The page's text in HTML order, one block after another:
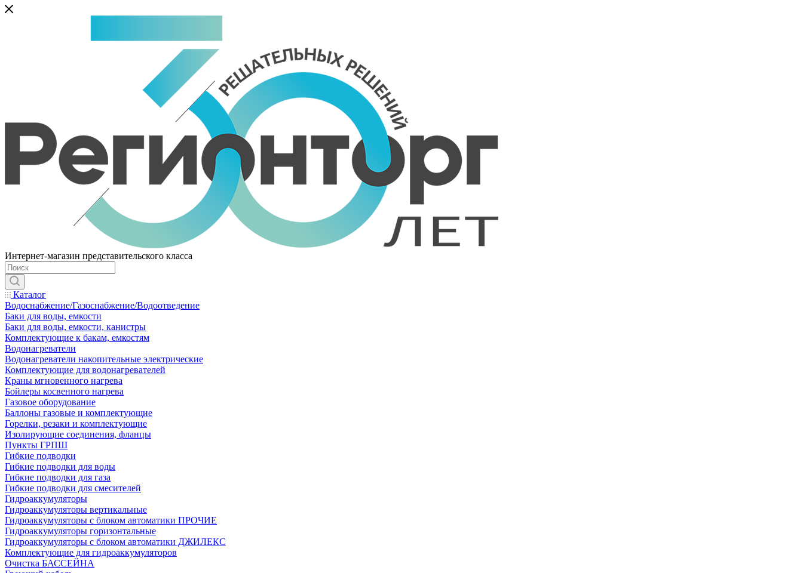
Интернет-магазин представительского класса
Каталог
Водоснабжение/Газоснабжение/Водоотведение
Баки для воды, емкости
Баки для воды, емкости, канистры
Комплектующие к бакам, емкостям
Водонагреватели
Водонагреватели накопительные электрические
Комплектующие для водонагревателей
Краны мгновенного нагрева
Бойлеры косвенного нагрева
Газовое оборудование
Баллоны газовые и комплектующие
Горелки, резаки и комплектующие
Изолирующие соединения, фланцы
Пункты ГРПШ
Гибкие подводки
Гибкие подводки для воды
Гибкие подводки для газа
Гибкие подводки для смесителей
Гидроаккумуляторы
Гидроаккумуляторы вертикальные
Гидроаккумуляторы с блоком автоматики ПРОЧИЕ
Гидроаккумуляторы горизонтальные
Гидроаккумуляторы с блоком автоматики ДЖИЛЕКС
Комплектующие для гидроаккумуляторов
Очистка БАССЕЙНА